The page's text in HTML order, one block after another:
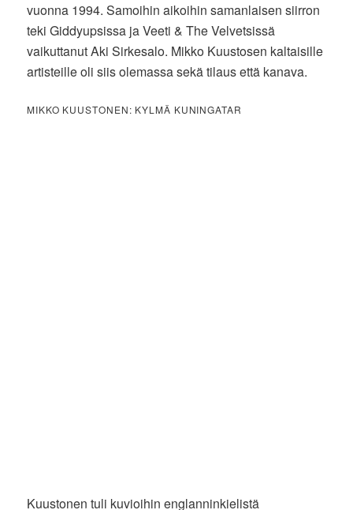
vuonna 1994. Samoihin aikoihin samanlaisen siirron
teki Giddyupsissa ja Veeti & The Velvetsissä
vaikuttanut Aki Sirkesalo. Mikko Kuustosen kaltaisille
artisteille oli siis olemassa sekä tilaus että kanava.
MIKKO KUUSTONEN: KYLMÄ KUNINGATAR
Kuustonen tuli kuvioihin englanninkielistä